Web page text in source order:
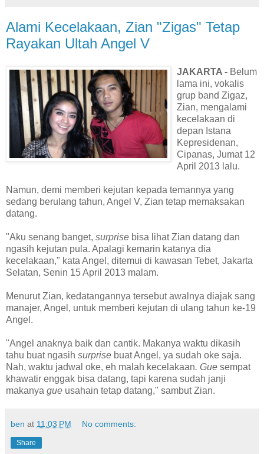
Alami Kecelakaan, Zian "Zigas" Tetap
Rayakan Ultah Angel V
JAKARTA - Belum
lama ini, vokalis
grup band Zigaz,
Zian, mengalami
kecelakaan di
depan Istana
Kepresidenan,
Cipanas, Jumat 12
April 2013 lalu.
Namun, demi memberi kejutan kepada temannya yang
sedang berulang tahun, Angel V, Zian tetap memaksakan
datang.
"Aku senang banget, surprise bisa lihat Zian datang dan
ngasih kejutan pula. Apalagi kemarin katanya dia
kecelakaan," kata Angel, ditemui di kawasan Tebet, Jakarta
Selatan, Senin 15 April 2013 malam.
Menurut Zian, kedatangannya tersebut awalnya diajak sang
manajer, Angel, untuk memberi kejutan di ulang tahun ke-19
Angel.
"Angel anaknya baik dan cantik. Makanya waktu dikasih
tahu buat ngasih surprise buat Angel, ya sudah oke saja.
Nah, waktu jadwal oke, eh malah kecelakaan. Gue sempat
khawatir enggak bisa datang, tapi karena sudah janji
makanya gue usahain tetap datang," sambut Zian.
ben at 11:03 PM No comments:
Share